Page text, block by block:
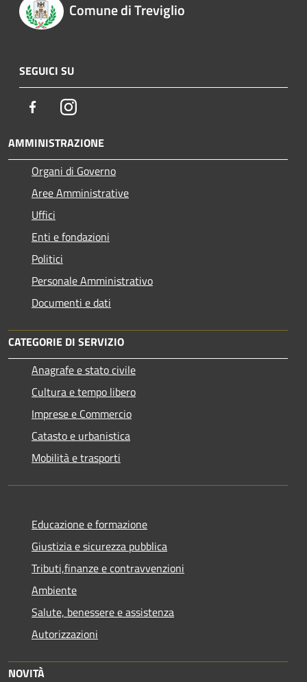
Comune di Treviglio
SEGUICI SU
FacebookInstagram
AMMINISTRAZIONE
Organi di Governo
Aree Amministrative
Uffici
Enti e fondazioni
Politici
Personale Amministrativo
Documenti e dati
CATEGORIE DI SERVIZIO
Anagrafe e stato civile
Cultura e tempo libero
Imprese e Commercio
Catasto e urbanistica
Mobilità e trasporti
Educazione e formazione
Giustizia e sicurezza pubblica
Tributi,finanze e contravvenzioni
Ambiente
Salute, benessere e assistenza
Autorizzazioni
NOVITÀ